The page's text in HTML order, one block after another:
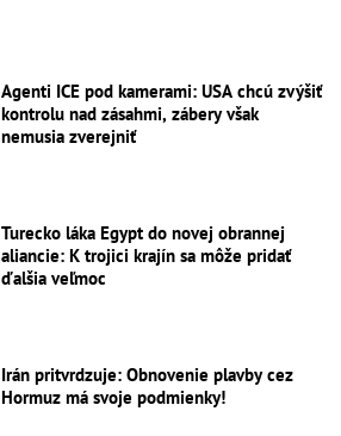
Agenti ICE pod kamerami: USA chcú zvýšiť
kontrolu nad zásahmi, zábery však
nemusia zverejniť
Turecko láka Egypt do novej obrannej
aliancie: K trojici krajín sa môže pridať
ďalšia veľmoc
Irán pritvrdzuje: Obnovenie plavby cez
Hormuz má svoje podmienky!